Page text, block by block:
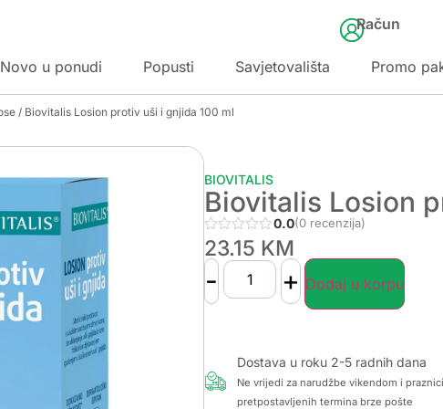
Račun
Novo u ponudi Popusti Savjetovališta Promo
/ Biovitalis Losion protiv uši i gnjida 100 ml
BIOVITALIS
Biovitalis Losion
0.0(0 recenzija)
23.15 KM
- + Dodaj u korpu
Dostava u roku 2-5 radnih dana
Ne vrijedi za narudžbe vikendom i
pretpostavljenih termina brze pošte